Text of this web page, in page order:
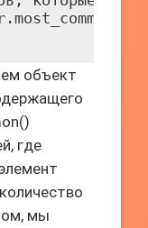
объект
где
мы